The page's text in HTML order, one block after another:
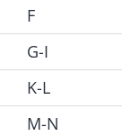
F
G-I
K-L
M-N